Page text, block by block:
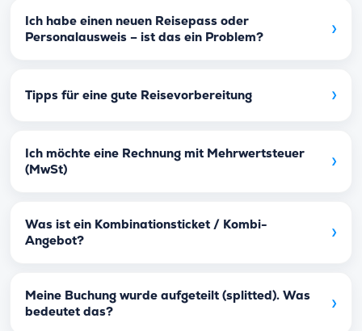
Ich habe einen neuen Reisepass oder
Personalausweis – ist das ein Problem?
›
Tipps für eine gute Reisevorbereitung ›
Ich möchte eine Rechnung mit Mehrwertsteuer
(MwSt)
›
Was ist ein Kombinationsticket / Kombi-
Angebot?
›
Meine Buchung wurde aufgeteilt (splitted). Was
bedeutet das?
›